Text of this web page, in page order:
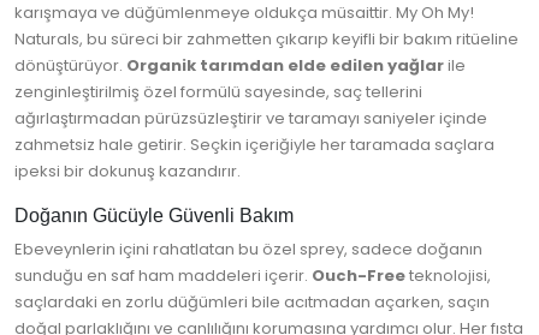
karışmaya ve düğümlenmeye oldukça müsaittir. My Oh My!
Naturals, bu süreci bir zahmetten çıkarıp keyifli bir bakım ritüeline
dönüştürüyor. Organik tarımdan elde edilen yağlarile
zenginleştirilmiş özel formülü sayesinde, saç tellerini
ağırlaştırmadan pürüzsüzleştirir ve taramayı saniyeler içinde
zahmetsiz hale getirir. Seçkin içeriğiyle her taramada saçlara
ipeksi bir dokunuş kazandırır.
Doğanın Gücüyle Güvenli Bakım
Ebeveynlerin içini rahatlatan bu özel sprey, sadece doğanın
sunduğu en saf ham maddeleri içerir. Ouch-Freeteknolojisi,
saçlardaki en zorlu düğümleri bile acıtmadan açarken, saçın
doğal parlaklığını ve canlılığını korumasına yardımcı olur. Her fısta